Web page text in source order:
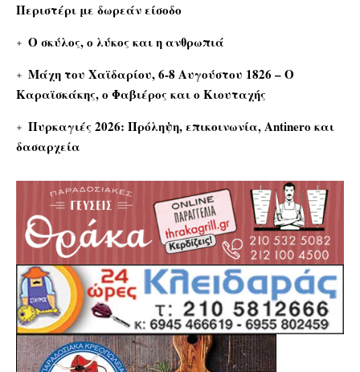
Περιστέρι με δωρεάν είσοδο
Ο σκύλος, ο λύκος και η ανθρωπιά
Μάχη του Χαϊδαρίου, 6-8 Αυγούστου 1826 – Ο
Καραϊσκάκης, ο Φαβιέρος και ο Κιουταχής
Πυρκαγιές 2026: Πρόληψη, επικοινωνία, Antinero και
δασαρχεία